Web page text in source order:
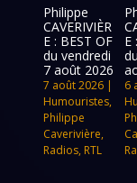
Philippe
CAVERIVIÈR
E : BEST OF
du vendredi
7 août 2026
7 août 2026 |
Humouristes,
Philippe
Caverivière,
Radios, RTL
E
6